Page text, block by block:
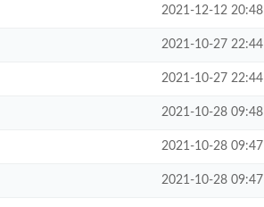
2021-12-12 20:48
2021-10-27 22:44
2021-10-27 22:44
2021-10-28 09:48
2021-10-28 09:47
2021-10-28 09:47